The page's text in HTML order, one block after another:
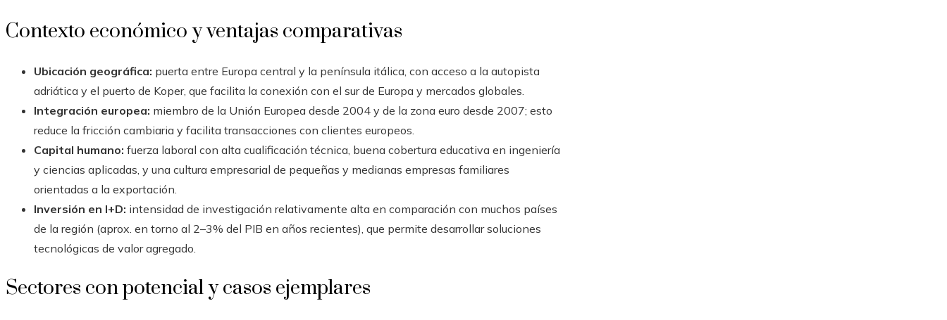
Contexto económico y ventajas comparativas
Ubicación geográfica: puerta entre Europa central y la península itálica, con acceso a la autopista
adriática y el puerto de Koper, que facilita la conexión con el sur de Europa y mercados globales.
Integración europea: miembro de la Unión Europea desde 2004 y de la zona euro desde 2007; esto
reduce la fricción cambiaria y facilita transacciones con clientes europeos.
Capital humano: fuerza laboral con alta cualificación técnica, buena cobertura educativa en ingeniería
y ciencias aplicadas, y una cultura empresarial de pequeñas y medianas empresas familiares
orientadas a la exportación.
Inversión en I+D: intensidad de investigación relativamente alta en comparación con muchos países
de la región (aprox. en torno al 2–3% del PIB en años recientes), que permite desarrollar soluciones
tecnológicas de valor agregado.
Sectores con potencial y casos ejemplares